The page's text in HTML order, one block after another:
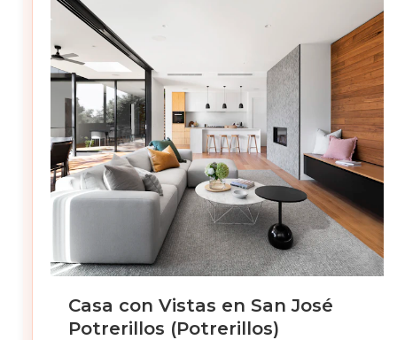
Casa con Vistas en San José
Potrerillos (Potrerillos)